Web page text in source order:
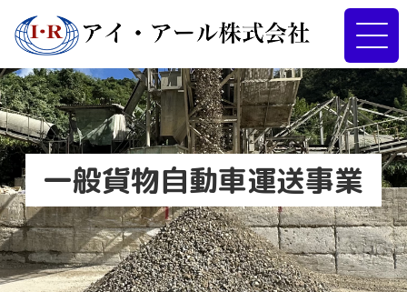
一般貨物自動車運送事業